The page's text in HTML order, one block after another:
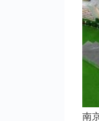
南